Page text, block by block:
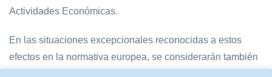
Actividades Económicas.
En las situaciones excepcionales reconocidas a estos
efectos en la normativa europea, se considerarán también